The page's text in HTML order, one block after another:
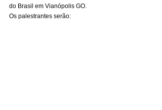
do Brasil em Vianópolis GO.
Os palestrantes serão: